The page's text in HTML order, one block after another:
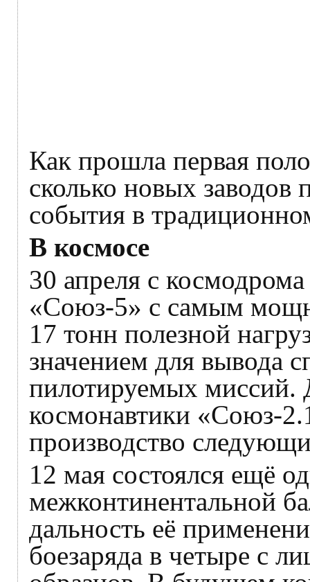
Как прошла первая
сколько новых заводов
события в
В космосе
30 апреля с
«Союз-5» с самым
17 тонн полезной
значением для вывода
пилотируемых миссий.
космонавтики «Союз-
производство
12 мая состоялся ещё
межконтинентальной
дальность её
боезаряда в четыре с